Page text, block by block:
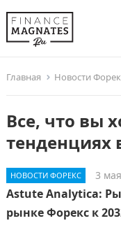
Главная Новости
Все, что вы
тенденциях
НОВОСТИ ФОРЕКС 3
Astute Analytica:
рынке Форекс к